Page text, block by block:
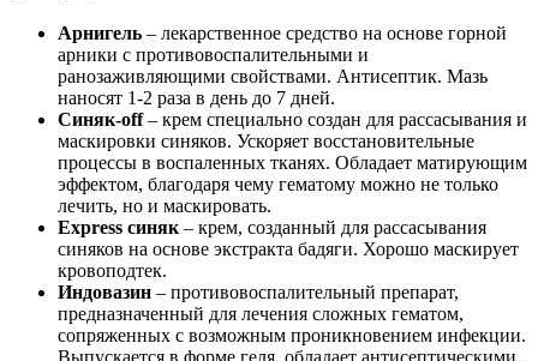
Арнигель – лекарственное средство на основе горной
арники с противовоспалительными и
ранозаживляющими свойствами. Антисептик. Мазь
наносят 1-2 раза в день до 7 дней.
Синяк-off– крем специально создан для рассасывания и
маскировки синяков. Ускоряет восстановительные
процессы в воспаленных тканях. Обладает матирующим
эффектом, благодаря чему гематому можно не только
лечить, но и маскировать.
Express синяк – крем, созданный для рассасывания
синяков на основе экстракта бадяги. Хорошо маскирует
кровоподтек.
Индовазин – противовоспалительный препарат,
предназначенный для лечения сложных гематом,
сопряженных с возможным проникновением инфекции.
Выпускается в форме геля, обладает антисептическими,